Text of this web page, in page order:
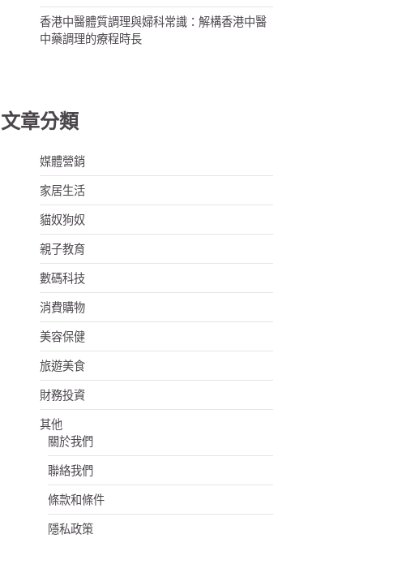
香港中醫體質調理與婦科常識：解構香港中醫
中藥調理的療程時長
文章分類
媒體營銷
家居生活
貓奴狗奴
親子教育
數碼科技
消費購物
美容保健
旅遊美食
財務投資
其他
關於我們
聯絡我們
條款和條件
隱私政策